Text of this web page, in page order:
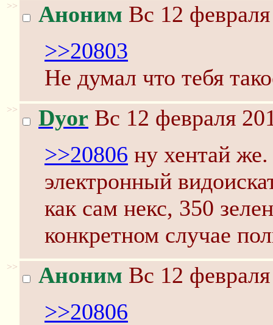
>> Аноним Вс 12
>>20803
Не думал что тебя
>> Dyor Вс 12 февраля
>>20806 ну хентай
электронный
как сам некс, 350
конкретном случае
>> Аноним Вс 12
>>20806